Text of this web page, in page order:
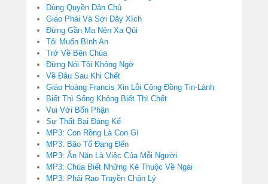
Dùng Quyền Dân Chủ
Giáo Phái Và Sợi Dây Xích
Đừng Gần Ma Nên Xa Qủi
Tôi Muốn Bình An
Trở Về Bên Chúa
Đừng Nói Tôi Không Ngờ
Về Đâu Sau Khi Chết
Giáo Hoàng Francis Xin Lỗi Cộng Đồng Tin-Lành
Biết Thì Sống Không Biết Thì Chết
Vui Với Bổn Phận
Sự Thất Bại Đáng Kể
MP3: Con Rồng Là Con Gì
MP3: Bão Tố Đang Đến
MP3: Ăn Năn Là Việc Của Mỗi Người
MP3: Chúa Biết Những Kẻ Thuộc Về Ngài
MP3: Phải Rao Truyền Chân Lý